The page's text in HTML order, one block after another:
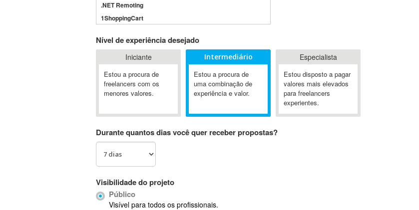
.NET Remoting
1ShoppingCart
3GSM
4D Dimension
802.11
A&P
A-GPS
Ab Initio
ABIS
AbleCommerce
Nível de experiência desejado
Iniciante
Estou a procura de
freelancers com os
menores valores.
Intermediário
Estou a procura de
uma combinação de
experiência e valor.
Especialista
Estou disposto a pagar
valores mais elevados
para freelancers
experientes.
Durante quantos dias você quer receber propostas?
Visibilidade do projeto
Público
Visível para todos os profissionais.